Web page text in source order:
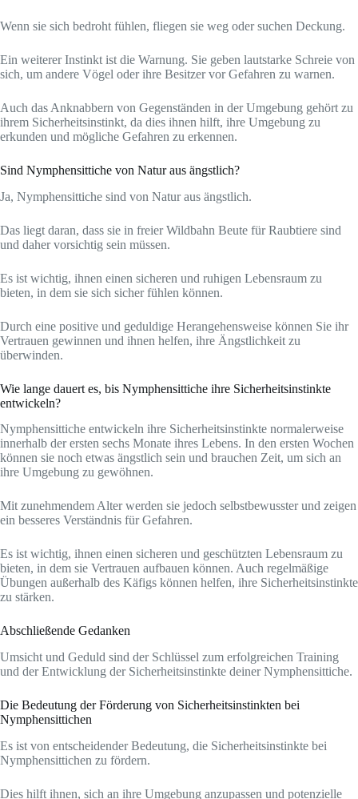
Wenn sie sich bedroht fühlen, fliegen sie weg oder suchen Deckung.
Ein weiterer Instinkt ist die Warnung. Sie geben lautstarke Schreie von
sich, um andere Vögel oder ihre Besitzer vor Gefahren zu warnen.
Auch das Anknabbern von Gegenständen in der Umgebung gehört zu
ihrem Sicherheitsinstinkt, da dies ihnen hilft, ihre Umgebung zu
erkunden und mögliche Gefahren zu erkennen.
Sind Nymphensittiche von Natur aus ängstlich?
Ja, Nymphensittiche sind von Natur aus ängstlich.
Das liegt daran, dass sie in freier Wildbahn Beute für Raubtiere sind
und daher vorsichtig sein müssen.
Es ist wichtig, ihnen einen sicheren und ruhigen Lebensraum zu
bieten, in dem sie sich sicher fühlen können.
Durch eine positive und geduldige Herangehensweise können Sie ihr
Vertrauen gewinnen und ihnen helfen, ihre Ängstlichkeit zu
überwinden.
Wie lange dauert es, bis Nymphensittiche ihre Sicherheitsinstinkte
entwickeln?
Nymphensittiche entwickeln ihre Sicherheitsinstinkte normalerweise
innerhalb der ersten sechs Monate ihres Lebens. In den ersten Wochen
können sie noch etwas ängstlich sein und brauchen Zeit, um sich an
ihre Umgebung zu gewöhnen.
Mit zunehmendem Alter werden sie jedoch selbstbewusster und zeigen
ein besseres Verständnis für Gefahren.
Es ist wichtig, ihnen einen sicheren und geschützten Lebensraum zu
bieten, in dem sie Vertrauen aufbauen können. Auch regelmäßige
Übungen außerhalb des Käfigs können helfen, ihre Sicherheitsinstinkte
zu stärken.
Abschließende Gedanken
Umsicht und Geduld sind der Schlüssel zum erfolgreichen Training
und der Entwicklung der Sicherheitsinstinkte deiner Nymphensittiche.
Die Bedeutung der Förderung von Sicherheitsinstinkten bei
Nymphensittichen
Es ist von entscheidender Bedeutung, die Sicherheitsinstinkte bei
Nymphensittichen zu fördern.
Dies hilft ihnen, sich an ihre Umgebung anzupassen und potenzielle